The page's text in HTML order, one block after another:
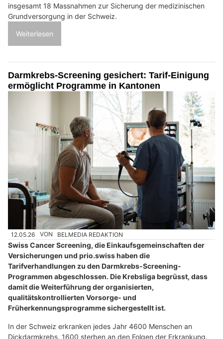
insgesamt 18 Massnahmen zur Sicherung der medizinischen
Grundversorgung in der Schweiz.
Weiterlesen
Darmkrebs-Screening gesichert: Tarif-Einigung
ermöglicht Programme in Kantonen
12.05.26 VON BELMEDIA REDAKTION
Swiss Cancer Screening, die Einkaufsgemeinschaften der
Versicherungen und prio.swiss haben die
Tarifverhandlungen zu den Darmkrebs-Screening-
Programmen abgeschlossen. Die Krebsliga begrüsst, dass
damit die Weiterführung der organisierten,
qualitätskontrollierten Vorsorge- und
Früherkennungsprogramme sichergestellt ist.
In der Schweiz erkranken jedes Jahr 4600 Menschen an
Dickdarmkrebs, 1600 sterben an den Folgen der Erkrankung.